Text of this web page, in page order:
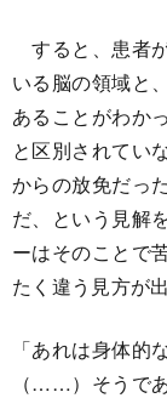
すると、患者
いる脳の領域と
あることがわか
と区別されてい
からの放免だっ
だ、という見解
ーはそのことで
たく違う見方が
「あれは身体的
（……）そうで